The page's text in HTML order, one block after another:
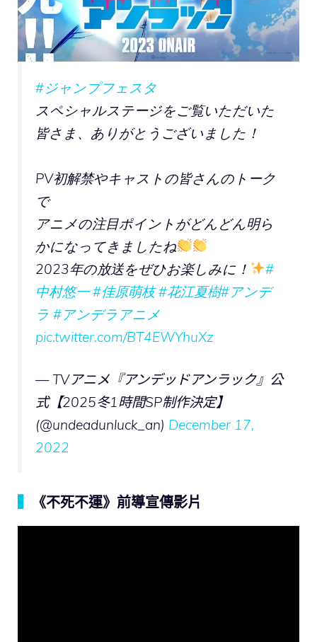
#ジャンプフェスタ
スペシャルステージをご覧いただいた
皆さま、ありがとうございました！
PV初解禁やキャストの皆さんのトーク
で
アニメの注目ポイントがどんどん明ら
かになってきましたね
2023年の放送をぜひお楽しみに！
#
中村悠一 #佳原萌枝 #花江夏樹#アンデ
ラ #アンデラアニメ
pic.twitter.com/BT4EWYhuXz
— TVアニメ『アンデッドアンラック』公
式【2025冬1時間SP制作決定】
(@undeadunluck_an) December 17,
2022
《不死不運》前導宣傳影片